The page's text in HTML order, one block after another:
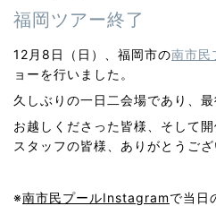
福岡ツアー終了
12月8日（日）、福岡市の南市民
ョーを行いました。
久しぶりの一日二会場であり、
お越しくださった皆様、そして
スタッフの皆様、ありがとうござ
※南市民プールInstagramで当日